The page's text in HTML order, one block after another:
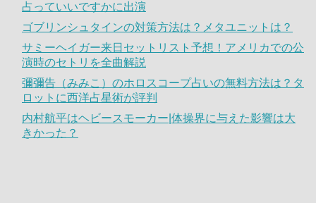
占っていいですかに出演
ゴブリンシュタインの対策方法は？メタユニットは？
サミーヘイガー来日セットリスト予想！アメリカでの公
演時のセトリを全曲解説
彌彌告（みみこ）のホロスコープ占いの無料方法は？タ
ロットに西洋占星術が評判
内村航平はヘビースモーカー|体操界に与えた影響は大
きかった？